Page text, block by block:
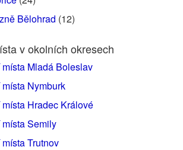
Bělohrad (12)
v okolních okresech
Mladá Boleslav
Nymburk
Hradec Králové
Semily
Trutnov